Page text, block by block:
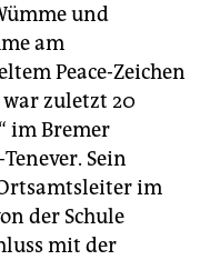
und
am
Peace-Zeichen
war zuletzt 20
im Bremer
Sein
im
der Schule
mit der